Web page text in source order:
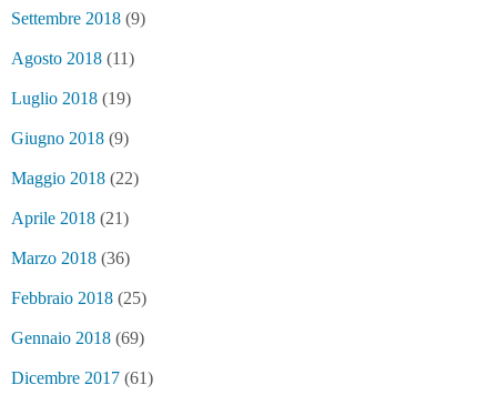
Settembre 2018 (9)
Agosto 2018 (11)
Luglio 2018 (19)
Giugno 2018 (9)
Maggio 2018 (22)
Aprile 2018 (21)
Marzo 2018 (36)
Febbraio 2018 (25)
Gennaio 2018 (69)
Dicembre 2017 (61)